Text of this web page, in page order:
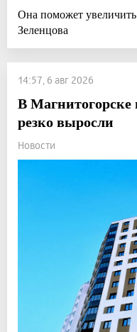
Она поможет
Зеленцова
14:57, 6 авг 2026
В
резко выросли
Новости